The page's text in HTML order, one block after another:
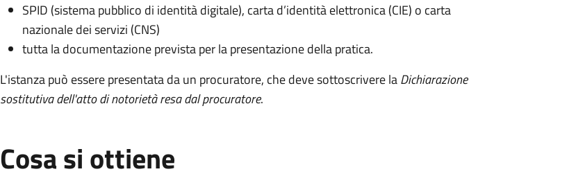
SPID (sistema pubblico di identità digitale), carta d’identità elettronica (CIE) o carta
nazionale dei servizi (CNS)
tutta la documentazione prevista per la presentazione della pratica.
L'istanza può essere presentata da un procuratore, che deve sottoscrivere laDichiarazione
sostitutiva dell'atto di notorietà resa dal procuratore.
Cosa si ottiene